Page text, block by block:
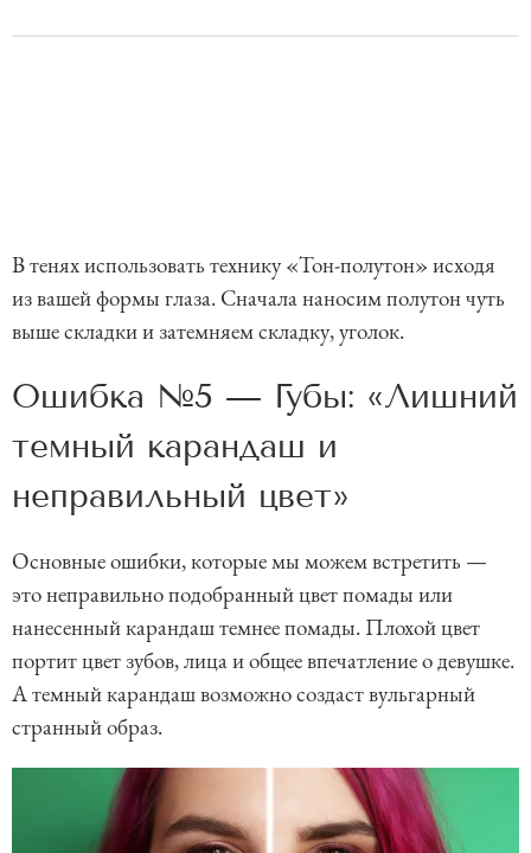
В тенях использовать технику «Тон-полутон» исходя
из вашей формы глаза. Сначала наносим полутон чуть
выше складки и затемняем складку, уголок.
Ошибка №5 — Губы: «Лишний
темный карандаш и
неправильный цвет»
Основные ошибки, которые мы можем встретить —
это неправильно подобранный цвет помады или
нанесенный карандаш темнее помады. Плохой цвет
портит цвет зубов, лица и общее впечатление о девушке.
А темный карандаш возможно создаст вульгарный
странный образ.